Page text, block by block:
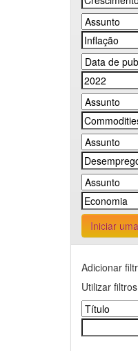
Iniciar
Adicionar
Utilizar